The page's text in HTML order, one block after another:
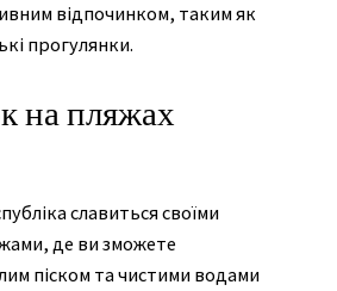
відпочинком, таким як
прогулянки.
на пляжах
славиться своїми
де ви зможете
піском та чистими водами